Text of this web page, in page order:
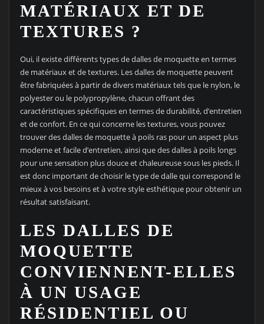
MATÉRIAUX ET DE
TEXTURES ?
Oui, il existe différents types de dalles de moquette en termes
de matériaux et de textures. Les dalles de moquette peuvent
être fabriquées à partir de divers matériaux tels que le nylon, le
polyester ou le polypropylène, chacun offrant des
caractéristiques spécifiques en termes de durabilité, d’entretien
et de confort. En ce qui concerne les textures, vous pouvez
trouver des dalles de moquette à poils ras pour un aspect plus
moderne et facile d’entretien, ainsi que des dalles à poils longs
pour une sensation plus douce et chaleureuse sous les pieds. Il
est donc important de choisir le type de dalle qui correspond le
mieux à vos besoins et à votre style esthétique pour obtenir un
résultat satisfaisant.
LES DALLES DE
MOQUETTE
CONVIENNENT-ELLES
À UN USAGE
RÉSIDENTIEL OU